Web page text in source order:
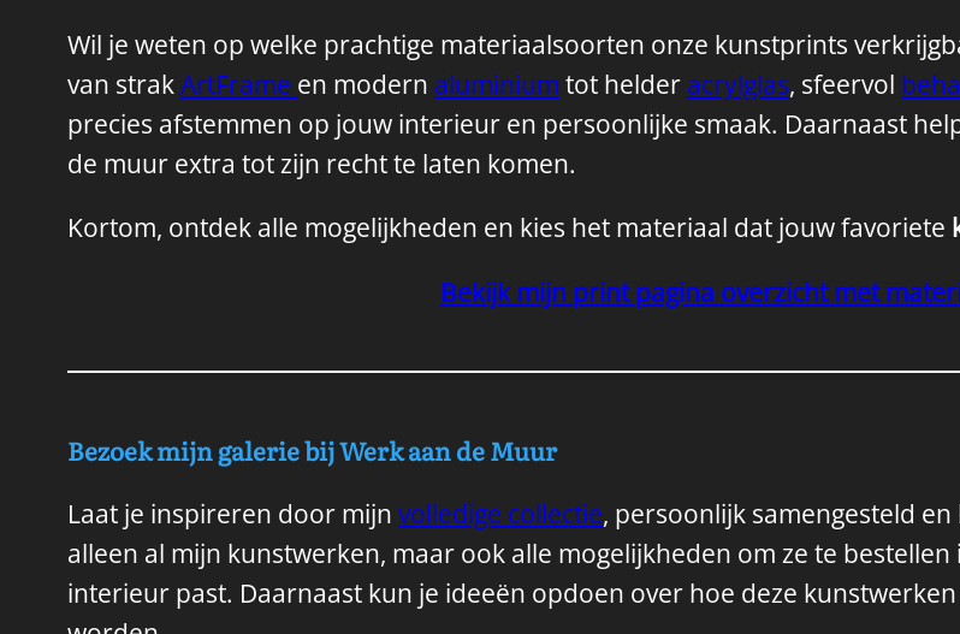
Wil je weten op welke prachtige materiaalsoorten onze kunstprints
van strakArtFrame en modern aluminium tot helder acrylglas, sfeervol
precies afstemmen op jouw interieur en persoonlijke smaak. Daarnaast
de muur extra tot zijn recht te laten komen.
Kortom, ontdek alle mogelijkheden en kies het materiaal dat jouw favoriete
Bekijk mijn print pagina overzicht met
Bezoek mijn galerie bij Werk aan de Muur
Laat je inspireren door mijn volledige collectie, persoonlijk samengesteld en
alleen al mijn kunstwerken, maar ook alle mogelijkheden om ze te
interieur past. Daarnaast kun je ideeën opdoen over hoe deze